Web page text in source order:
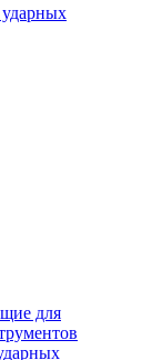
ударных
для